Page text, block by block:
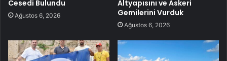
Cesedi Bulundu
Ağustos 6, 2026
Altyapısını ve Askeri
Gemilerini Vurduk
Ağustos 6, 2026